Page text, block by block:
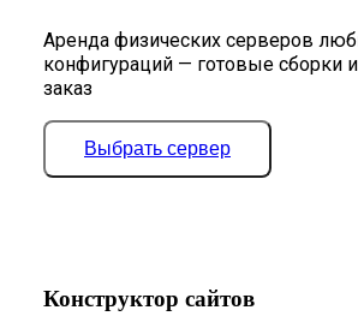
Аренда физических серверов
конфигураций — готовые сборки
заказ
Выбрать сервер
Конструктор сайтов